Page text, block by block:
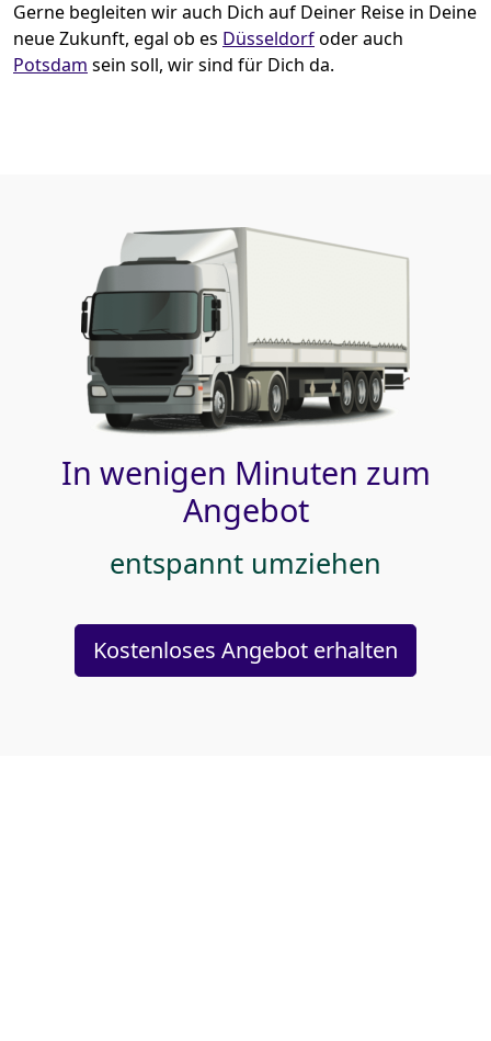
Gerne begleiten wir auch Dich auf Deiner Reise in Deine
neue Zukunft, egal ob es Düsseldorfoder auch
Potsdam sein soll, wir sind für Dich da.
In wenigen Minuten zum
Angebot
entspannt umziehen
Kostenloses Angebot erhalten